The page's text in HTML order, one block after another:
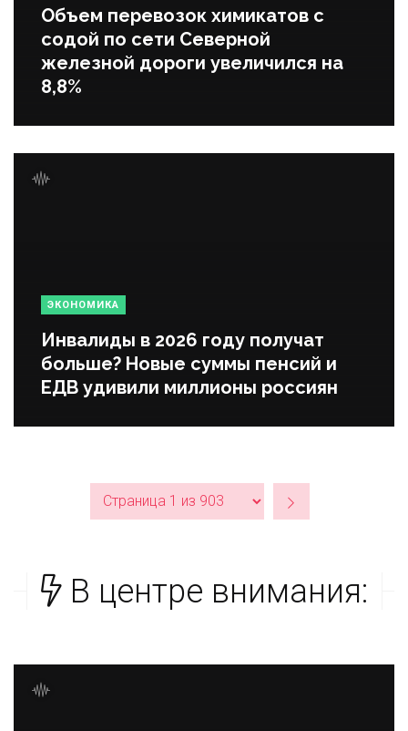
Объем перевозок химикатов с
содой по сети Северной
железной дороги увеличился на
8,8%
ЭКОНОМИКА
Инвалиды в 2026 году получат
больше? Новые суммы пенсий и
ЕДВ удивили миллионы россиян
В центре внимания: